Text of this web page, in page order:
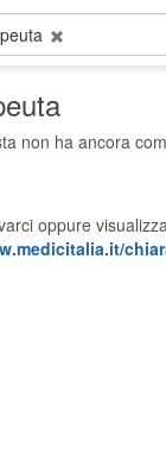
non ha ancora
oppure